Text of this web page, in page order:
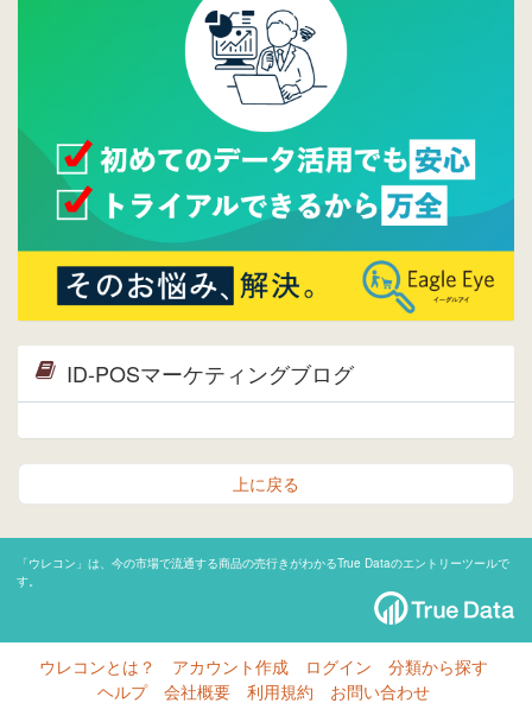
Facebookページを開設しました。詳細は
ら。
ウレコンサイトリリースしました。
ID-POSマーケティングブログ
上に戻る
「ウレコン」は、今の市場で流通する商品の売行きがわかるTrue Dataのエントリーツールで
す。
ウレコンとは？ アカウント作成 ログイン
分類から探す
ヘルプ
会社概要 利用規約 お問い合わせ